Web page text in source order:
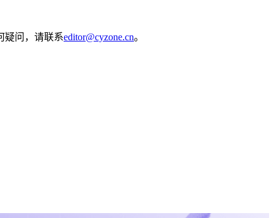
疑问，请联系editor@cyzone.cn。